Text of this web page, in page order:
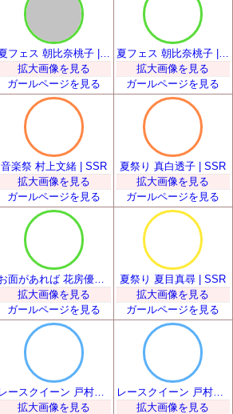
夏フェス 朝比奈桃子 | SSR
拡大画像を見る
ガールページを見る
夏フェス 朝比奈桃子 | SSR
拡大画像を見る
ガールページを見る
音楽祭 村上文緒 | SSR
拡大画像を見る
ガールページを見る
夏祭り 真白透子 | SSR
拡大画像を見る
ガールページを見る
お面があれば 花房優輝 | SSR
拡大画像を見る
ガールページを見る
夏祭り 夏目真尋 | SSR
拡大画像を見る
ガールページを見る
レースクイーン 戸村美知留 | SSR
拡大画像を見る
レースクイーン 戸村美知留 | SSR
拡大画像を見る